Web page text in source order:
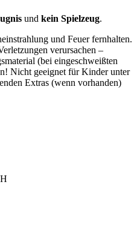
und kein Spielzeug.
und Feuer fernhalten.
verursachen –
(bei eingeschweißten
Nicht geeignet für Kinder unter
Extras (wenn vorhanden)